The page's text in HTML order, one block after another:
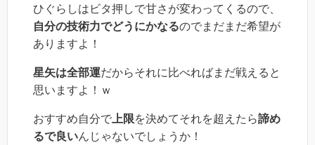
ひぐらしはビタ押しで甘さが変わってくるので、
自分の技術力でどうにかなるのでまだまだ希望が
ありますよ！
星矢は全部運だからそれに比べればまだ戦えると
思いますよ！ｗ
おすすめ自分で上限を決めてそれを超えたら諦め
るで良いんじゃないでしょうか！